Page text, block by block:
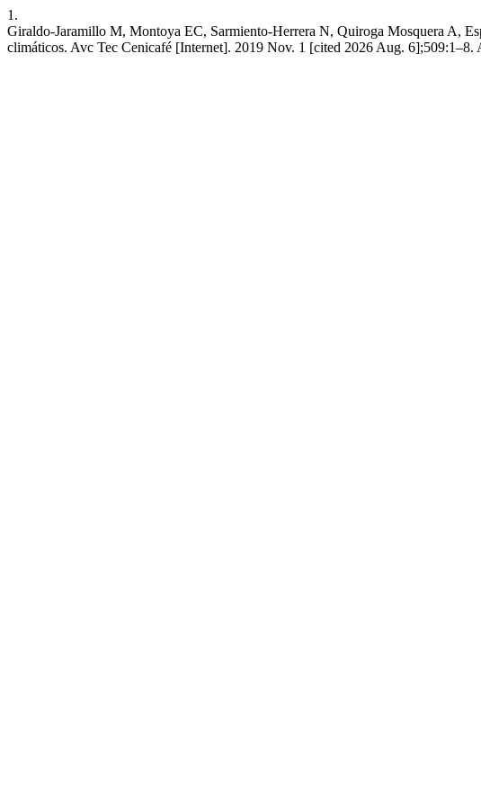
1.
Giraldo-Jaramillo M, Montoya EC, Sarmiento-Herrera N, Quiroga Mosquera A,
climáticos. Avc Tec Cenicafé [Internet]. 2019 Nov. 1 [cited 2026 Aug. 6];509:1–8.